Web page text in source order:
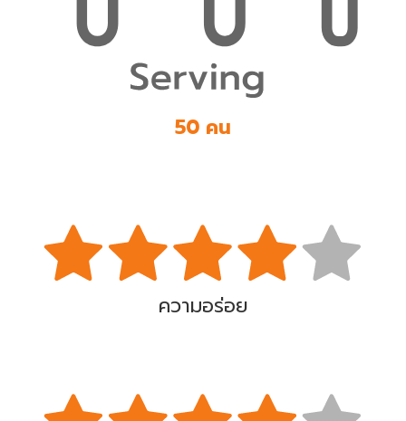
50 คน
ความอร่อย